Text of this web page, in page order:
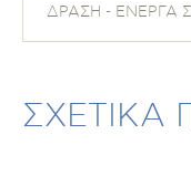
ΔΡΑΣΗ - ΕΝΕΡΓΑ
ΣΧΕΤΙΚΑ